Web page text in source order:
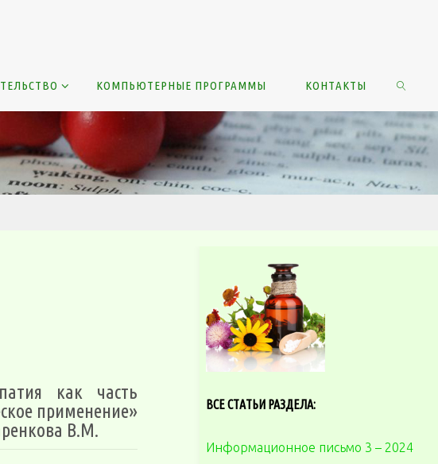
КОМПЬЮТЕРНЫЕ ПРОГРАММЫ КОНТАКТЫ
как часть
применение»
В.М.
ВСЕ СТАТЬИ РАЗДЕЛА:
Информационное письмо 3 – 2024